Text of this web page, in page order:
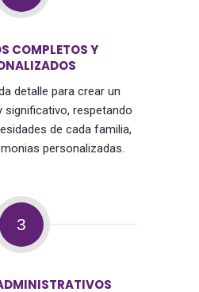
COMPLETOS Y
detalle para crear un
significativo, respetando
de cada familia,
personalizadas.
3